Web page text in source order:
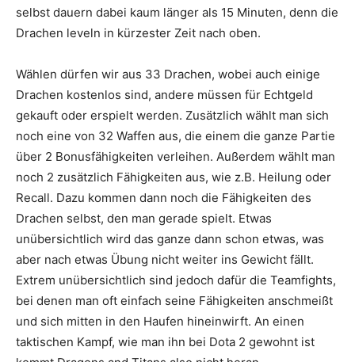
selbst dauern dabei kaum länger als 15 Minuten, denn die
Drachen leveln in kürzester Zeit nach oben.
Wählen dürfen wir aus 33 Drachen, wobei auch einige
Drachen kostenlos sind, andere müssen für Echtgeld
gekauft oder erspielt werden. Zusätzlich wählt man sich
noch eine von 32 Waffen aus, die einem die ganze Partie
über 2 Bonusfähigkeiten verleihen. Außerdem wählt man
noch 2 zusätzlich Fähigkeiten aus, wie z.B. Heilung oder
Recall. Dazu kommen dann noch die Fähigkeiten des
Drachen selbst, den man gerade spielt. Etwas
unübersichtlich wird das ganze dann schon etwas, was
aber nach etwas Übung nicht weiter ins Gewicht fällt.
Extrem unübersichtlich sind jedoch dafür die Teamfights,
bei denen man oft einfach seine Fähigkeiten anschmeißt
und sich mitten in den Haufen hineinwirft. An einen
taktischen Kampf, wie man ihn bei Dota 2 gewohnt ist